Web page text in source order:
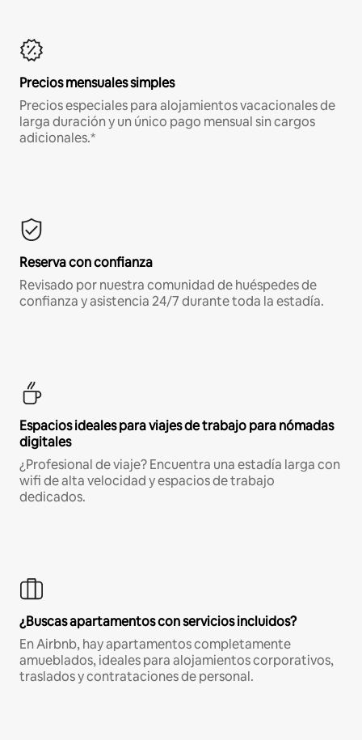
Precios mensuales simples
Precios especiales para alojamientos vacacionales de
larga duración y un único pago mensual sin cargos
adicionales.*
Reserva con confianza
Revisado por nuestra comunidad de huéspedes de
confianza y asistencia 24/7 durante toda la estadía.
Espacios ideales para viajes de trabajo para nómadas
digitales
¿Profesional de viaje? Encuentra una estadía larga con
wifi de alta velocidad y espacios de trabajo
dedicados.
¿Buscas apartamentos con servicios incluidos?
En Airbnb, hay apartamentos completamente
amueblados, ideales para alojamientos corporativos,
traslados y contrataciones de personal.